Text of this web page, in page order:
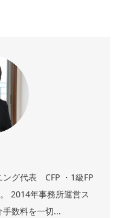
ング代表 CFP ・1級FP
2014年事務所運営ス
手数料を一切...